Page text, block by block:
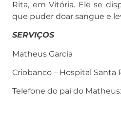
Rita, em Vitória. Ele se
que puder doar sangue e
SERVIÇOS
Matheus Garcia
Criobanco – Hospital Santa
Telefone do pai do